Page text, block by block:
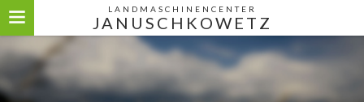
LANDMASCHINENCENTER
JANUSCHKOWETZ